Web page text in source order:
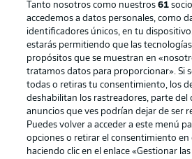
Publicidad
Gestionar las preferencias
Canales
Jugadores
Tanto nosotros como nuestros61
accedemos a datos personales, como
identificadores únicos, en tu
estarás permitiendo que las
propósitos que se muestran en
tratamos datos para proporcionar». Si
todas o retiras tu consentimiento, los
deshabilitan los rastreadores, parte del
anuncios que ves podrían dejar de ser
Puedes volver a acceder a este menú
opciones o retirar el consentimiento
haciendo clic en el enlace «Gestionar